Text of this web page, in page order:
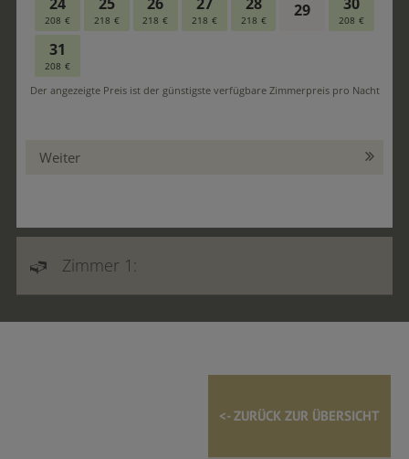
Weiter
Zimmer 1:
<- ZURÜCK ZUR ÜBERSICHT